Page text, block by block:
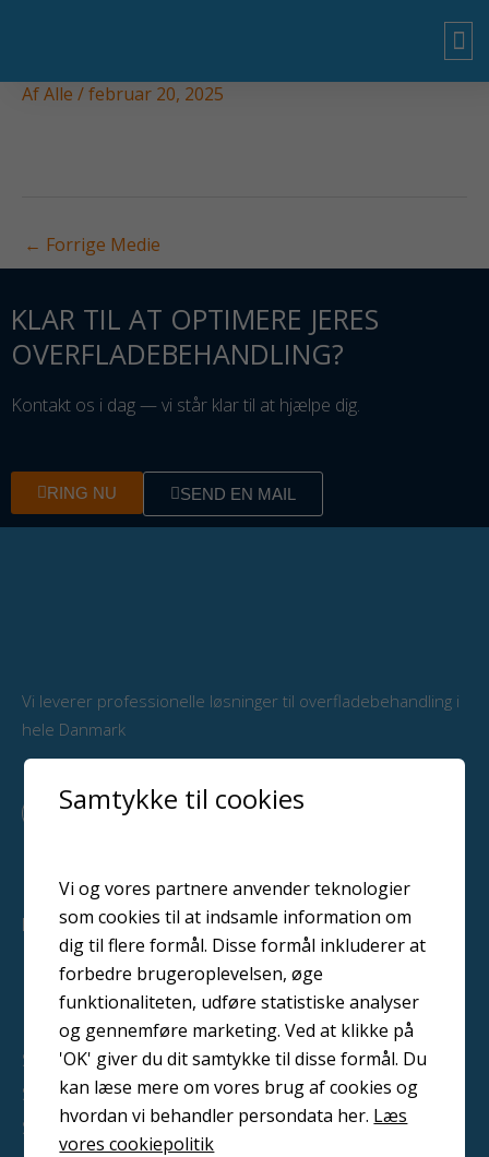
AfAlle /februar 20, 2025
← Forrige Medie
KLAR TIL AT OPTIMERE JERES
OVERFLADEBEHANDLING?
Kontakt os i dag — vi står klar til at hjælpe dig.
RING NU SEND EN MAIL
Vi leverer professionelle løsninger til overfladebehandling i
hele Danmark
L
e
d
i
n
Y
u
b
e
PRODUKTER
Malerudstyr
Blæsemiddel
Metalliseringsudstyr
Sandblæsningsanlæg
Slyngrensningsanlæg
Sikkerhedsudstyr
Samtykke til cookies
Vi og vores partnere anvender teknologier
som cookies til at indsamle information om
dig til flere formål. Disse formål inkluderer at
forbedre brugeroplevelsen, øge
funktionaliteten, udføre statistiske analyser
og gennemføre marketing. Ved at klikke på
'OK' giver du dit samtykke til disse formål. Du
kan læse mere om vores brug af cookies og
hvordan vi behandler persondata her. Læs
vores cookiepolitik